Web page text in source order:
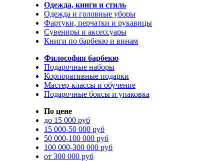
Одежда, книги и стиль
Одежда и головные уборы
Фартуки, перчатки и рукавицы
Сувениры и аксессуары
Книги по барбекю и винам
Философия барбекю
Подарочные наборы
Корпоративные подарки
Мастер-классы и обучение
Подарочные боксы и упаковка
По цене
до 15 000 руб
15 000-50 000 руб
50 000-100 000 руб
100 000-300 000 руб
от 300 000 руб